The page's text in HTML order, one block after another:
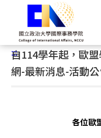
要
內
容
首頁/歐盟學分學程
:::
自114學年起，歐
網-最新消息-活動
各位歐